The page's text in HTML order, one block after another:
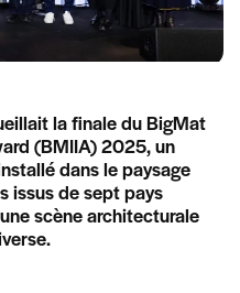
la finale du BigMat
(BMIIA) 2025, un
dans le paysage
issus de sept pays
scène architecturale